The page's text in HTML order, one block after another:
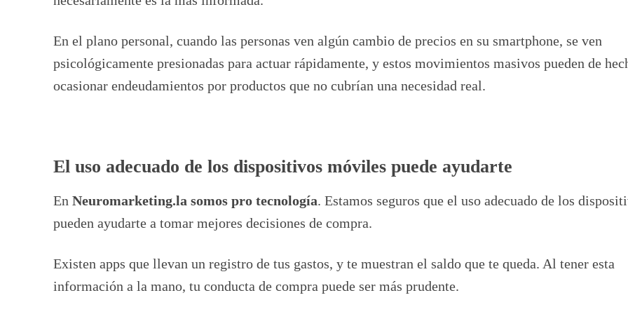
En el plano personal, cuando las personas ven algún cambio de precios en su smartphone, se ven
psicológicamente presionadas para actuar rápidamente, y estos movimientos masivos pueden de
ocasionar endeudamientos por productos que no cubrían una necesidad real.
El uso adecuado de los dispositivos móviles puede ayudarte
En Neuromarketing.la somos pro tecnología. Estamos seguros que el uso adecuado de los
pueden ayudarte a tomar mejores decisiones de compra.
Existen apps que llevan un registro de tus gastos, y te muestran el saldo que te queda. Al tener esta
información a la mano, tu conducta de compra puede ser más prudente.